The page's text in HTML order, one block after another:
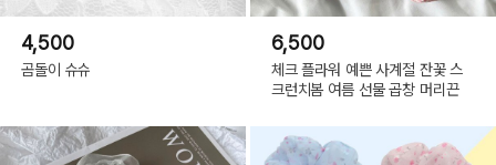
4,500
곰돌이 슈슈
6,500
체크 플라워 예쁜 사계절 잔꽃 스
크런치봄 여름 선물 곱창 머리끈